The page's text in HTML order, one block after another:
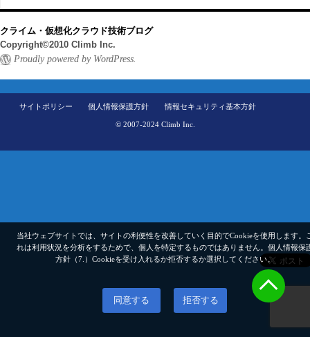
クライム・仮想化クラウド技術ブログ
Copyright©2010 Climb Inc.
Proudly powered by WordPress.
サイトポリシー 個人情報保護方針 情報セキュリティ基本方針
© 2007-2024 Climb Inc.
当社ウェブサイトでは、サイトの利便性を改善していく目的でCookieを使用します。
れは利用状況を分析をするためで、個人を特定するものではありません。 個人情報保
方針（7.） Cookieを受け入れるか拒否するか選択してください。
同意する 拒否する